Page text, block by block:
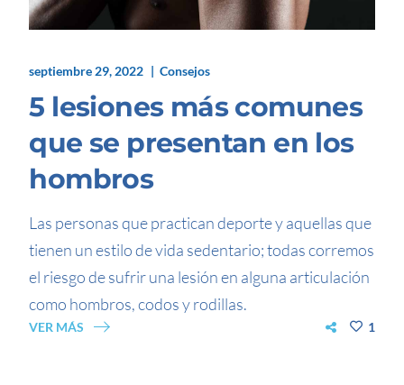
septiembre 29, 2022 Consejos
5 lesiones más comunes
que se presentan en los
hombros
Las personas que practican deporte y aquellas que
tienen un estilo de vida sedentario; todas corremos
el riesgo de sufrir una lesión en alguna articulación
como hombros, codos y rodillas.
VER MÁS 1